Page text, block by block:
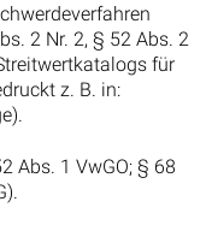
2 Nr. 2, § 52 Abs. 2
für
z. B. in:
Abs. 1 VwGO; § 68